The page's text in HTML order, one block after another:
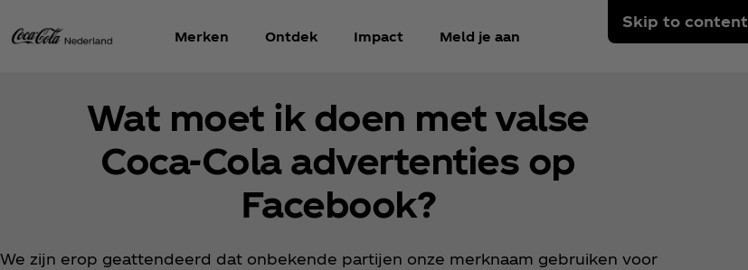
Skip to content
Merken Ontdek Impact Meld je aan
Wat moet ik doen met valse
Coca‑Cola advertenties op
Facebook?
We zijn erop geattendeerd dat onbekende partijen onze merknaam gebruiken voor